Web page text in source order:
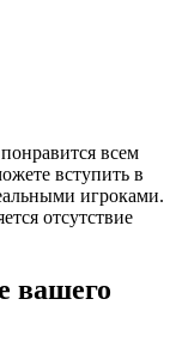
всем
вступить в
игроками.
отсутствие
вашего